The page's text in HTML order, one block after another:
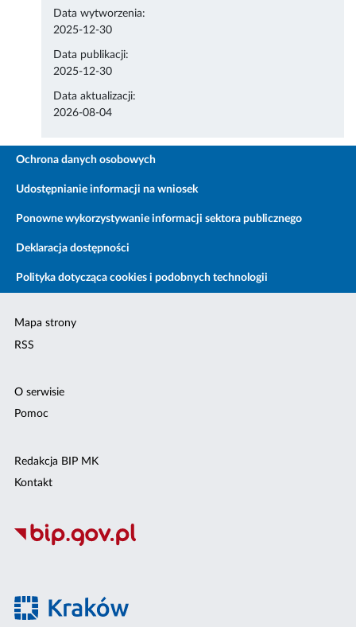
Data wytworzenia:
2025-12-30
Data publikacji:
2025-12-30
Data aktualizacji:
2026-08-04
Ochrona danych osobowych
Udostępnianie informacji na wniosek
Ponowne wykorzystywanie informacji sektora publicznego
Deklaracja dostępności
Polityka dotycząca cookies i podobnych technologii
Mapa strony
RSS
O serwisie
Pomoc
Redakcja BIP MK
Kontakt